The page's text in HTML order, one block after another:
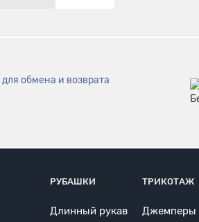
для обмена и возврата
РУБАШКИ
Длинный рукав
ТРИКОТАЖ
Джемперы